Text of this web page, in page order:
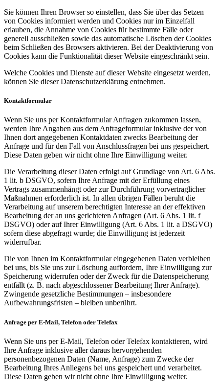
Sie können Ihren Browser so einstellen, dass Sie über das Setzen
von Cookies informiert werden und Cookies nur im Einzelfall
erlauben, die Annahme von Cookies für bestimmte Fälle oder
generell ausschließen sowie das automatische Löschen der Cookies
beim Schließen des Browsers aktivieren. Bei der Deaktivierung von
Cookies kann die Funktionalität dieser Website eingeschränkt sein.
Welche Cookies und Dienste auf dieser Website eingesetzt werden,
können Sie dieser Datenschutzerklärung entnehmen.
Kontaktformular
Wenn Sie uns per Kontaktformular Anfragen zukommen lassen,
werden Ihre Angaben aus dem Anfrageformular inklusive der von
Ihnen dort angegebenen Kontaktdaten zwecks Bearbeitung der
Anfrage und für den Fall von Anschlussfragen bei uns gespeichert.
Diese Daten geben wir nicht ohne Ihre Einwilligung weiter.
Die Verarbeitung dieser Daten erfolgt auf Grundlage von Art. 6 Abs.
1 lit. b DSGVO, sofern Ihre Anfrage mit der Erfüllung eines
Vertrags zusammenhängt oder zur Durchführung vorvertraglicher
Maßnahmen erforderlich ist. In allen übrigen Fällen beruht die
Verarbeitung auf unserem berechtigten Interesse an der effektiven
Bearbeitung der an uns gerichteten Anfragen (Art. 6 Abs. 1 lit. f
DSGVO) oder auf Ihrer Einwilligung (Art. 6 Abs. 1 lit. a DSGVO)
sofern diese abgefragt wurde; die Einwilligung ist jederzeit
widerrufbar.
Die von Ihnen im Kontaktformular eingegebenen Daten verbleiben
bei uns, bis Sie uns zur Löschung auffordern, Ihre Einwilligung zur
Speicherung widerrufen oder der Zweck für die Datenspeicherung
entfällt (z. B. nach abgeschlossener Bearbeitung Ihrer Anfrage).
Zwingende gesetzliche Bestimmungen – insbesondere
Aufbewahrungsfristen – bleiben unberührt.
Anfrage per E-Mail, Telefon oder Telefax
Wenn Sie uns per E-Mail, Telefon oder Telefax kontaktieren, wird
Ihre Anfrage inklusive aller daraus hervorgehenden
personenbezogenen Daten (Name, Anfrage) zum Zwecke der
Bearbeitung Ihres Anliegens bei uns gespeichert und verarbeitet.
Diese Daten geben wir nicht ohne Ihre Einwilligung weiter.